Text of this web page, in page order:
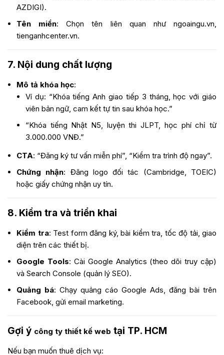
AZDIGI).
Tên miền: Chọn tên liên quan nhưngoaingu.vn
tienganhcenter.vn.
7. Nội dung chất lượng
Mô tả khóa học:
Ví dụ: “Khóa tiếng Anh giao tiếp 3 tháng, học với giáo
viên bản ngữ, cam kết tự tin sau khóa học.”
“Khóa tiếng Nhật N5, luyện thi JLPT, học phí chỉ từ
3.000.000 VNĐ.”
CTA: “Đăng ký tư vấn miễn phí”, “Kiểm tra trình độ ngay”.
Chứng nhận: Đăng logo đối tác (Cambridge, TOEIC)
hoặc giấy chứng nhận uy tín.
8. Kiểm tra và triển khai
Kiểm tra: Test form đăng ký, bài kiểm tra, tốc độ tải, giao
diện trên các thiết bị.
Google Tools: Cài Google Analytics (theo dõi truy cập)
và Search Console (quản lý SEO).
Quảng bá: Chạy quảng cáo Google Ads, đăng bài trên
Facebook, gửi email marketing.
Gợi ý công ty thiết kế web tại TP. HCM
Nếu bạn muốn thuê dịch vụ: